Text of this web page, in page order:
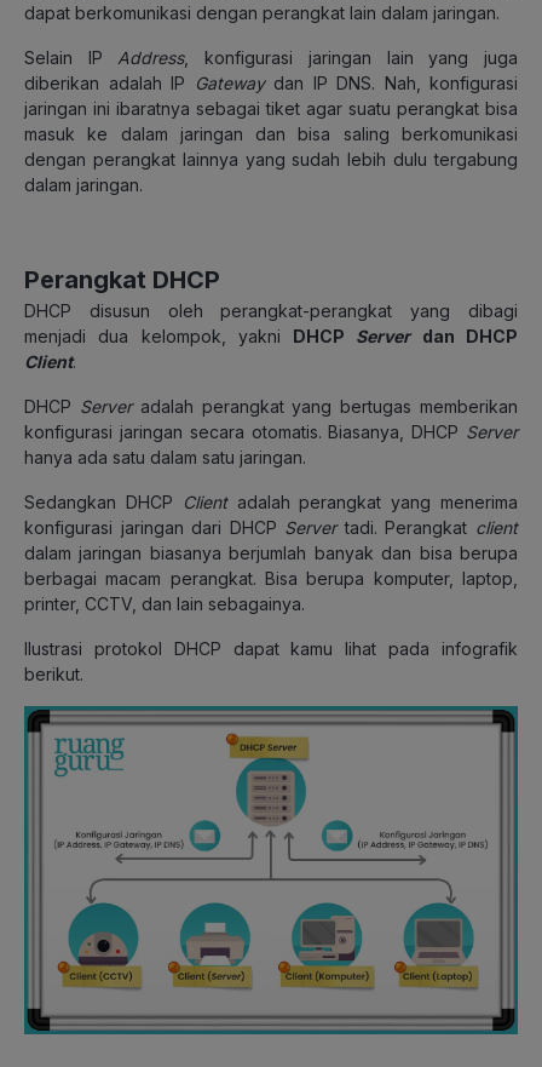
dapat berkomunikasi dengan perangkat lain dalam jaringan.
Selain IP Address, konfigurasi jaringan lain yang juga
diberikan adalah IP
Gateway dan IP DNS. Nah, konfigurasi
jaringan ini ibaratnya sebagai tiket agar suatu perangkat bisa
masuk ke dalam jaringan dan bisa saling berkomunikasi
dengan perangkat lainnya yang sudah lebih dulu tergabung
dalam jaringan.
Perangkat DHCP
DHCP disusun oleh perangkat-perangkat yang dibagi
menjadi dua kelompok, yakni DHCP Server dan DHCP
Client.
DHCP Server adalah perangkat yang bertugas memberikan
konfigurasi jaringan secara otomatis. Biasanya, DHCP Server
hanya ada satu dalam satu jaringan.
Sedangkan DHCP Client adalah perangkat yang menerima
konfigurasi jaringan dari DHCP Servertadi. Perangkat client
dalam jaringan biasanya berjumlah banyak dan bisa berupa
berbagai macam perangkat. Bisa berupa komputer, laptop,
printer, CCTV, dan lain sebagainya.
Ilustrasi protokol DHCP dapat kamu lihat pada infografik
berikut.